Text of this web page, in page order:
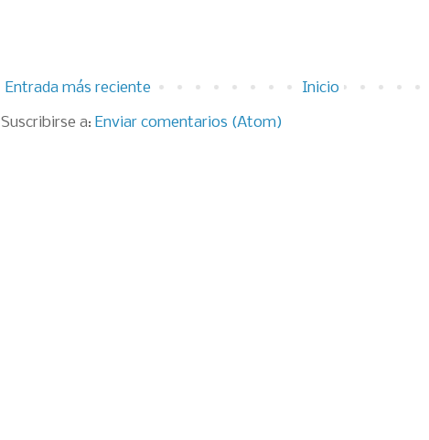
Entrada más reciente
Inicio
Suscribirse a: Enviar comentarios (Atom)